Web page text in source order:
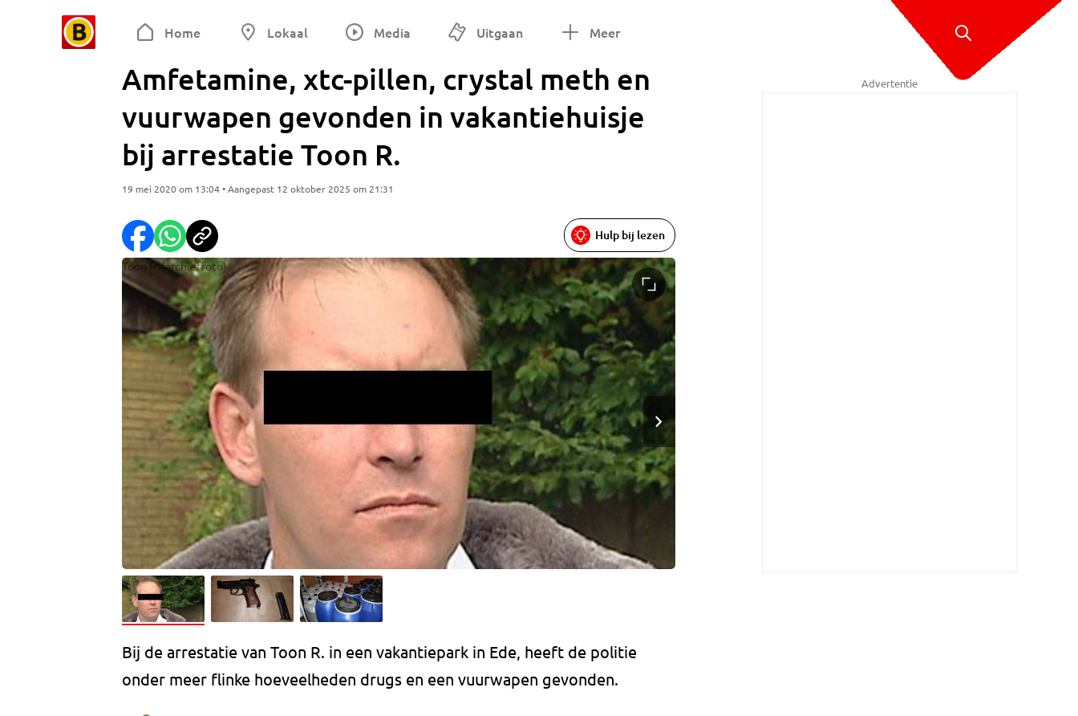
Home Lokaal Media Uitgaan Meer
Amfetamine, xtc-pillen, crystal meth en
vuurwapen gevonden in vakantiehuisje
bij arrestatie Toon R.
19 mei 2020 om 13:04 • Aangepast 12 oktober 2025 om 21:31
Toon R. (archieffoto)
Hulp bij lezen
Bij de arrestatie van Toon R. in een vakantiepark in Ede, heeft de politie
onder meer flinke hoeveelheden drugs en een vuurwapen gevonden.
Advertentie